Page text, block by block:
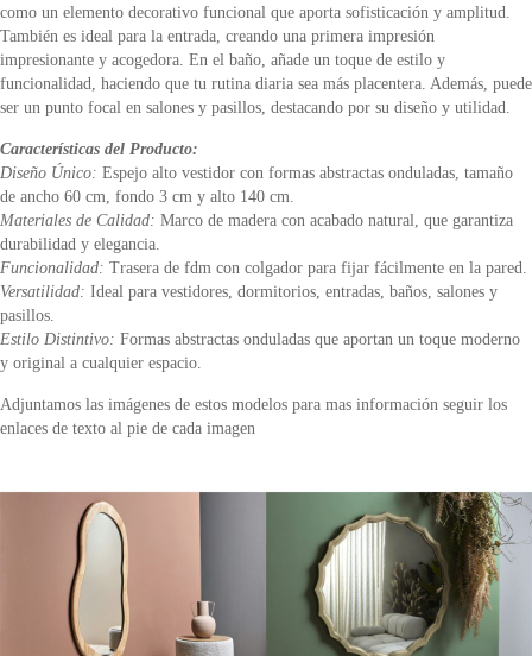
como un elemento decorativo funcional que aporta sofisticación y amplitud.
También es ideal para la entrada, creando una primera impresión
impresionante y acogedora. En el baño, añade un toque de estilo y
funcionalidad, haciendo que tu rutina diaria sea más placentera. Además, puede
ser un punto focal en salones y pasillos, destacando por su diseño y utilidad.
Características del Producto:
Diseño Único: Espejo alto vestidor con formas abstractas onduladas, tamaño
de ancho 60 cm, fondo 3 cm y alto 140 cm.
Materiales de Calidad: Marco de madera con acabado natural, que garantiza
durabilidad y elegancia.
Funcionalidad: Trasera de fdm con colgador para fijar fácilmente en la pared.
Versatilidad: Ideal para vestidores, dormitorios, entradas, baños, salones y
pasillos.
Estilo Distintivo: Formas abstractas onduladas que aportan un toque moderno
y original a cualquier espacio.
Adjuntamos las imágenes de estos modelos para mas información seguir los
enlaces de texto al pie de cada imagen